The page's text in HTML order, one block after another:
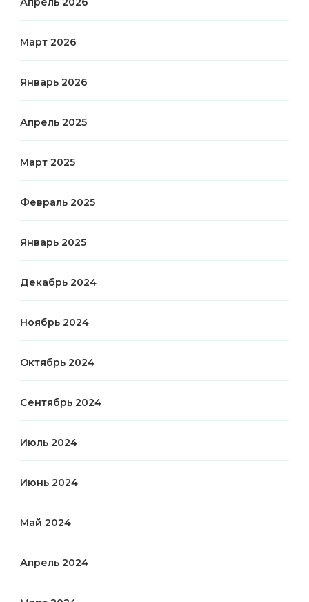
Март 2026
Январь 2026
Апрель 2025
Март 2025
Февраль 2025
Январь 2025
Декабрь 2024
Ноябрь 2024
Октябрь 2024
Сентябрь 2024
Июль 2024
Июнь 2024
Май 2024
Апрель 2024